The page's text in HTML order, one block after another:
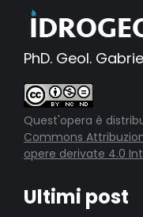
PhD. Geol.
Quest'opera è
Commons
opere derivate 4.0
Ultimi post